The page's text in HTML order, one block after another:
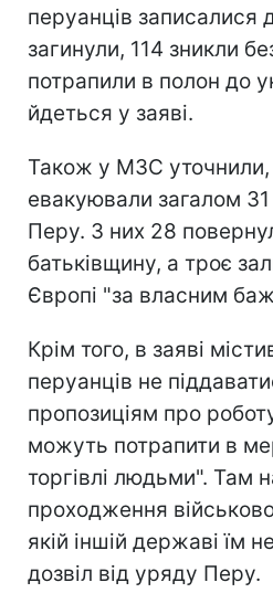
перуанців записалися
загинули, 114 зникли
потрапили в полон до
йдеться у заяві.
Також у МЗС уточнили,
евакуювали загалом
Перу. З них 28
батьківщину, а троє
Європі "за власним
Крім того, в заяві
перуанців не
пропозиціям про
можуть потрапити в
торгівлі людьми". Там
проходження
якій іншій державі їм
дозвіл від уряду Перу.